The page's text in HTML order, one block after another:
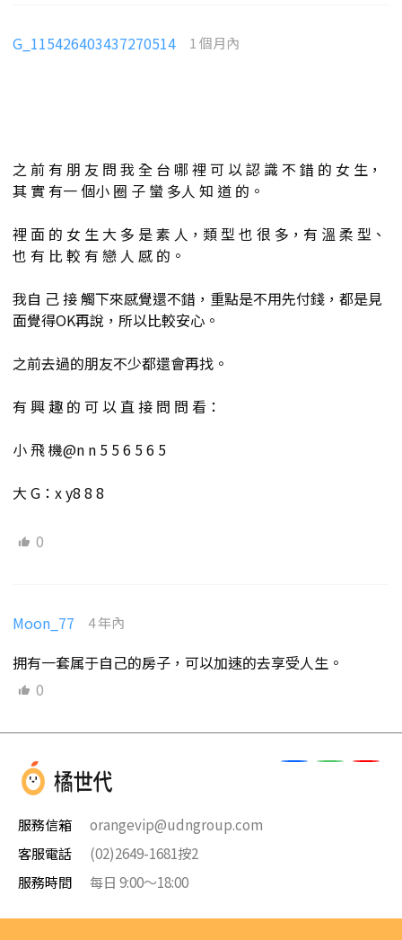
G_115426403437270514 1 個月內
之 前 有 朋 友 問 我 全 台 哪 裡 可 以 認 識 不 錯 的 女 生，
其 實 有一 個小 圈 子 蠻 多人 知 道 的。
裡 面 的 女 生 大 多 是 素 人，類 型 也 很 多，有 溫 柔 型、
也 有 比 較 有 戀 人 感 的。
我自 己 接 觸下來感覺還不錯，重點是不用先付錢，都是見
面覺得OK再說，所以比較安心。
之前去過的朋友不少都還會再找。
有 興 趣 的 可 以 直 接 問 問 看：
小 飛 機@n n 5 5 6 5 6 5
大 G：x y8 8 8
0
Moon_77 4 年內
拥有一套属于自己的房子，可以加速的去享受人生。
0
服務信箱
orangevip@udngroup.com
客服電話
(02)2649-1681按2
服務時間
每日 9:00～18:00